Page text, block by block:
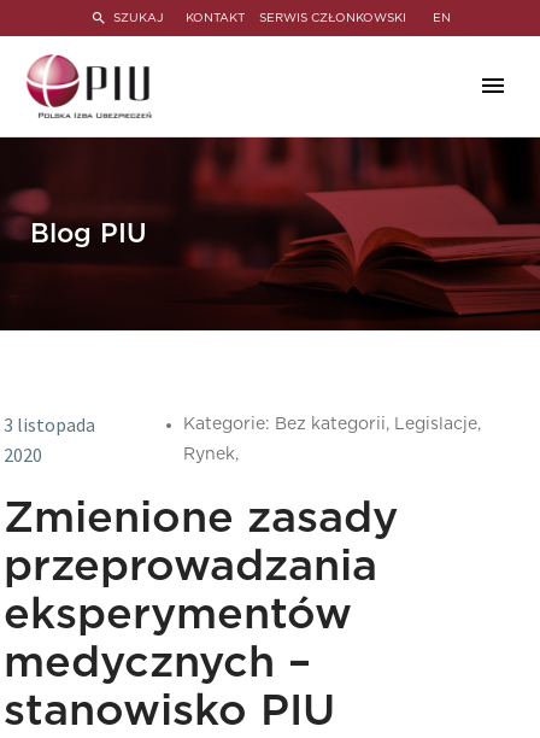
SZUKAJ KONTAKT SERWIS CZŁONKOWSKI EN
Blog PIU
3 listopada
2020
Kategorie: Bez kategorii, Legislacje,
Rynek,
Zmienione zasady
przeprowadzania
eksperymentów
medycznych –
stanowisko PIU